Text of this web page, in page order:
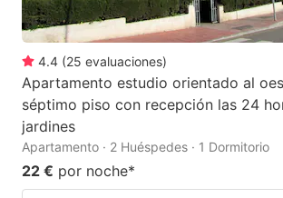
4.4 (25 evaluaciones)
Apartamento estudio orientado al
séptimo piso con recepción las 24
jardines
Apartamento · 2 Huéspedes · 1 Dormitorio
22 € por noche*